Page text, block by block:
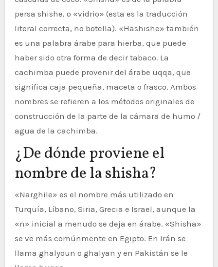
persa shishe, o «vidrio» (esta es la traducción
literal correcta, no botella). «Hashishe» también
es una palabra árabe para hierba, que puede
haber sido otra forma de decir tabaco. La
cachimba puede provenir del árabe uqqa, que
significa caja pequeña, maceta o frasco. Ambos
nombres se refieren a los métodos originales de
construcción de la parte de la cámara de humo /
agua de la cachimba.
¿De dónde proviene el
nombre de la shisha?
«Narghile» es el nombre más utilizado en
Turquía, Líbano, Siria, Grecia e Israel, aunque la
«n» inicial a menudo se deja en árabe. «Shisha»
se ve más comúnmente en Egipto. En Irán se
llama ghalyoun o ghalyan y en Pakistán se le